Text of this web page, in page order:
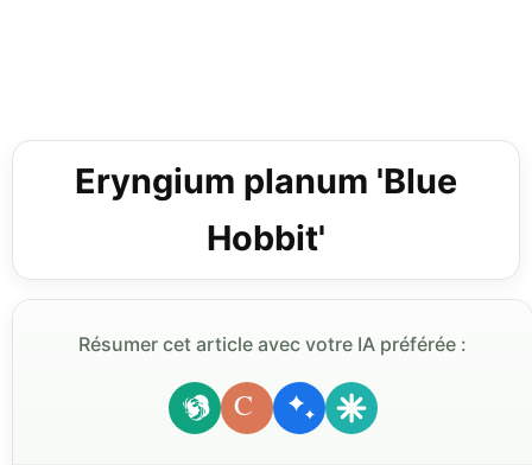
Eryngium planum 'Blue
Hobbit'
Résumer cet article avec votre IA préférée :
C